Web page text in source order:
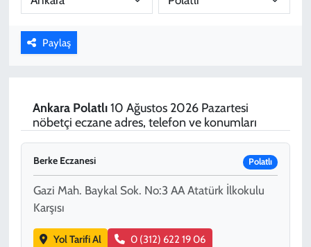
Paylaş
Ankara Polatlı10 Ağustos 2026 Pazartesi
nöbetçi eczane adres, telefon ve konumları
Berke Eczanesi Polatlı
Gazi Mah. Baykal Sok. No:3 AA Atatürk İlkokulu
Karşısı
Yol Tarifi Al 0 (312) 622 19 06